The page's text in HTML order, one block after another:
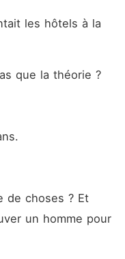
les hôtels à la
que la théorie ?
de choses ? Et
un homme pour